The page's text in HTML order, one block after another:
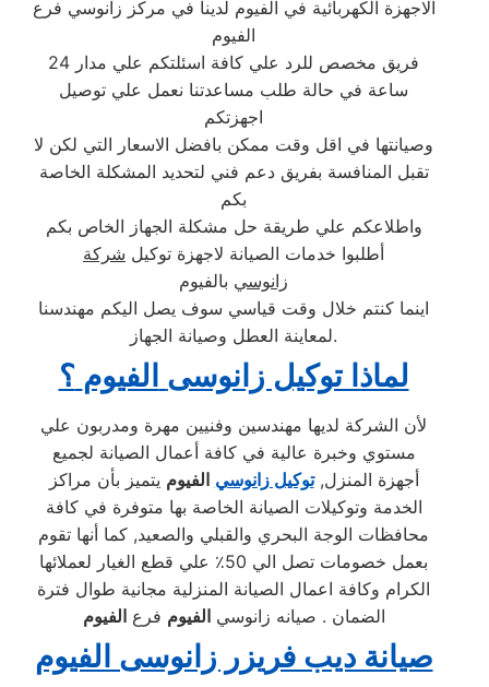
الاجهزة الكهربائية في الفيوم لدينا في مركز زانوسي فرع
الفيوم
فريق مخصص للرد علي كافة اسئلتكم علي مدار 24
ساعة في حالة طلب مساعدتنا نعمل علي توصيل
اجهزتكم
وصيانتها في اقل وقت ممكن بافضل الاسعار التي لكن لا
تقبل المنافسة بفريق دعم فني لتحديد المشكلة الخاصة
بكم
واطلاعكم علي طريقة حل مشكلة الجهاز الخاص بكم
أطلبوا خدمات الصيانة لاجهزة توكيل شركة
زانوسي بالفيوم
اينما كنتم خلال وقت قياسي سوف يصل اليكم مهندسنا
لمعاينة العطل وصيانة الجهاز.
لماذا توكيل زانوسى الفيوم ؟
لأن الشركة لديها مهندسين وفنيين مهرة ومدربون علي
مستوي وخبرة عالية في كافة أعمال الصيانة لجميع
أجهزة المنزل,توكيل زانوسي الفيوم يتميز بأن مراكز
الخدمة وتوكيلات الصيانة الخاصة بها متوفرة في كافة
محافظات الوجة البحري والقبلي والصعيد, كما أنها تقوم
بعمل خصومات تصل الي 50٪ علي قطع الغيار لعملائها
الكرام وكافة اعمال الصيانة المنزلية مجانية طوال فترة
الضمان . صيانه زانوسيالفيوم فرعالفيوم
صيانة ديب فريزر زانوسى الفيوم